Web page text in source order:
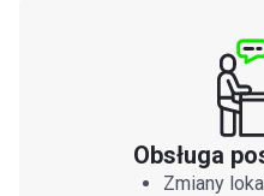
Obsługa
Zmiany